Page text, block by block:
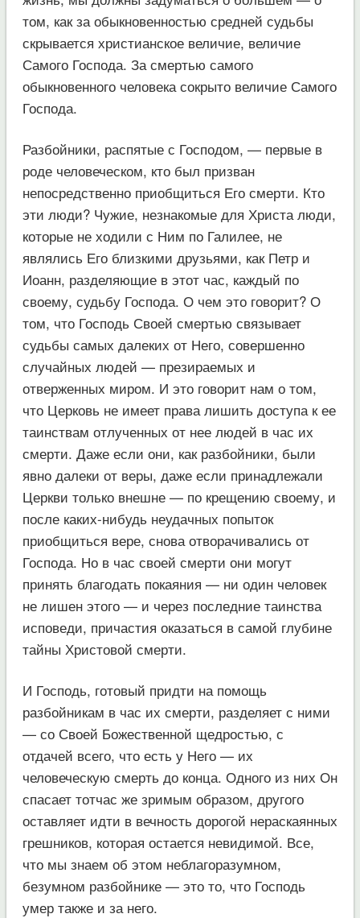
том, как за обыкновенностью средней судьбы
скрывается христианское величие, величие
Самого Господа. За смертью самого
обыкновенного человека сокрыто величие Самого
Господа.
Разбойники, распятые с Господом, — первые в
роде человеческом, кто был призван
непосредственно приобщиться Его смерти. Кто
эти люди? Чужие, незнакомые для Христа люди,
которые не ходили с Ним по Галилее, не
являлись Его близкими друзьями, как Петр и
Иоанн, разделяющие в этот час, каждый по
своему, судьбу Господа. О чем это говорит? О
том, что Господь Своей смертью связывает
судьбы самых далеких от Него, совершенно
случайных людей — презираемых и
отверженных миром. И это говорит нам о том,
что Церковь не имеет права лишить доступа к ее
таинствам отлученных от нее людей в час их
смерти. Даже если они, как разбойники, были
явно далеки от веры, даже если принадлежали
Церкви только внешне — по крещению своему, и
после каких-нибудь неудачных попыток
приобщиться вере, снова отворачивались от
Господа. Но в час своей смерти они могут
принять благодать покаяния — ни один человек
не лишен этого — и через последние таинства
исповеди, причастия оказаться в самой глубине
тайны Христовой смерти.
И Господь, готовый придти на помощь
разбойникам в час их смерти, разделяет с ними
— со Своей Божественной щедростью, с
отдачей всего, что есть у Него — их
человеческую смерть до конца. Одного из них Он
спасает тотчас же зримым образом, другого
оставляет идти в вечность дорогой нераскаянных
грешников, которая остается невидимой. Все,
что мы знаем об этом неблагоразумном,
безумном разбойнике — это то, что Господь
умер также и за него.